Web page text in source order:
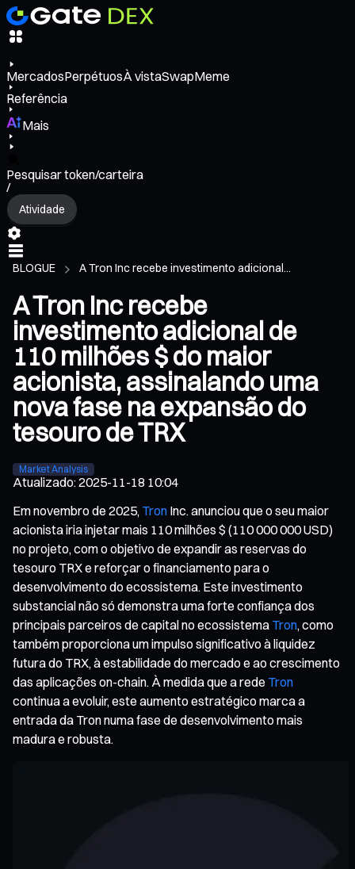
MercadosPerpétuosÀ vistaSwapMeme
Referência
Mais
Pesquisar token/carteira
/
Atividade
BLOGUE A Tron Inc recebe investimento adicional...
A Tron Inc recebe
investimento adicional de
110 milhões $ do maior
acionista, assinalando uma
nova fase na expansão do
tesouro de TRX
Market Analysis
Atualizado:2025-11-18 10:04
Em novembro de 2025, Tron Inc. anunciou que o seu maior
acionista iria injetar mais 110 milhões $ (110 000 000 USD)
no projeto, com o objetivo de expandir as reservas do
tesouro TRX e reforçar o financiamento para o
desenvolvimento do ecossistema. Este investimento
substancial não só demonstra uma forte confiança dos
principais parceiros de capital no ecossistema Tron, como
também proporciona um impulso significativo à liquidez
futura do TRX, à estabilidade do mercado e ao crescimento
das aplicações on-chain. À medida que a rede Tron
continua a evoluir, este aumento estratégico marca a
entrada da Tron numa fase de desenvolvimento mais
madura e robusta.